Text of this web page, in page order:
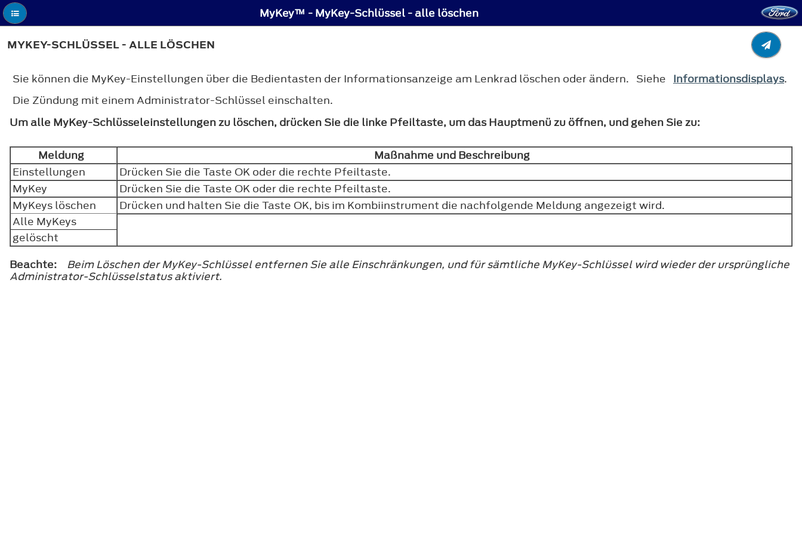
MyKey™ - MyKey-Schlüssel - alle löschen
MYKEY-SCHLÜSSEL - ALLE LÖSCHEN
Sie können die MyKey-Einstellungen über die Bedientasten der Informationsanzeige am Lenkrad löschen oder ändern. Siehe Informationsdisplays.
Die Zündung mit einem Administrator-Schlüssel einschalten.
Um alle MyKey-Schlüsseleinstellungen zu löschen, drücken Sie die linke Pfeiltaste, um das Hauptmenü zu öffnen, und gehen Sie zu:
Meldung
Maßnahme und Beschreibung
Einstellungen
Drücken Sie die Taste OK oder die rechte Pfeiltaste.
MyKey
Drücken Sie die Taste OK oder die rechte Pfeiltaste.
MyKeys löschen
Drücken und halten Sie die Taste OK, bis im Kombiinstrument die nachfolgende Meldung angezeigt wird.
Alle MyKeys
gelöscht
Beachte:
Beim Löschen der MyKey-Schlüssel entfernen Sie alle Einschränkungen, und für sämtliche MyKey-Schlüssel wird wieder der ursprüngliche
Administrator-Schlüsselstatus aktiviert.